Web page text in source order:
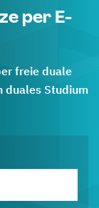
per E-
freie duale
duales Studium